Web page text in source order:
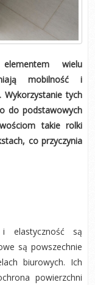
wielu
mobilność i
Wykorzystanie tych
do podstawowych
takie rolki
co przyczynia
elastyczność są
są powszechnie
biurowych. Ich
powierzchni